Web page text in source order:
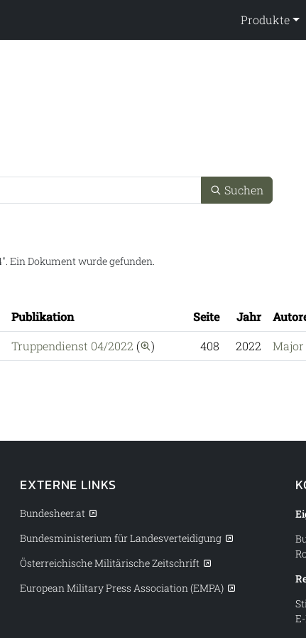
Produkte
Suchen
. Ein Dokument wurde gefunden.
Publikation Seite Jahr
Truppendienst 04/2022 ( auf diese Publikation
) 408 2022 Major
EXTERNE LINKS
Bundesheer.at
Bundesministerium für Landesverteidigung
Österreichische Militärische Zeitschrift
European Military Press Association (EMPA)